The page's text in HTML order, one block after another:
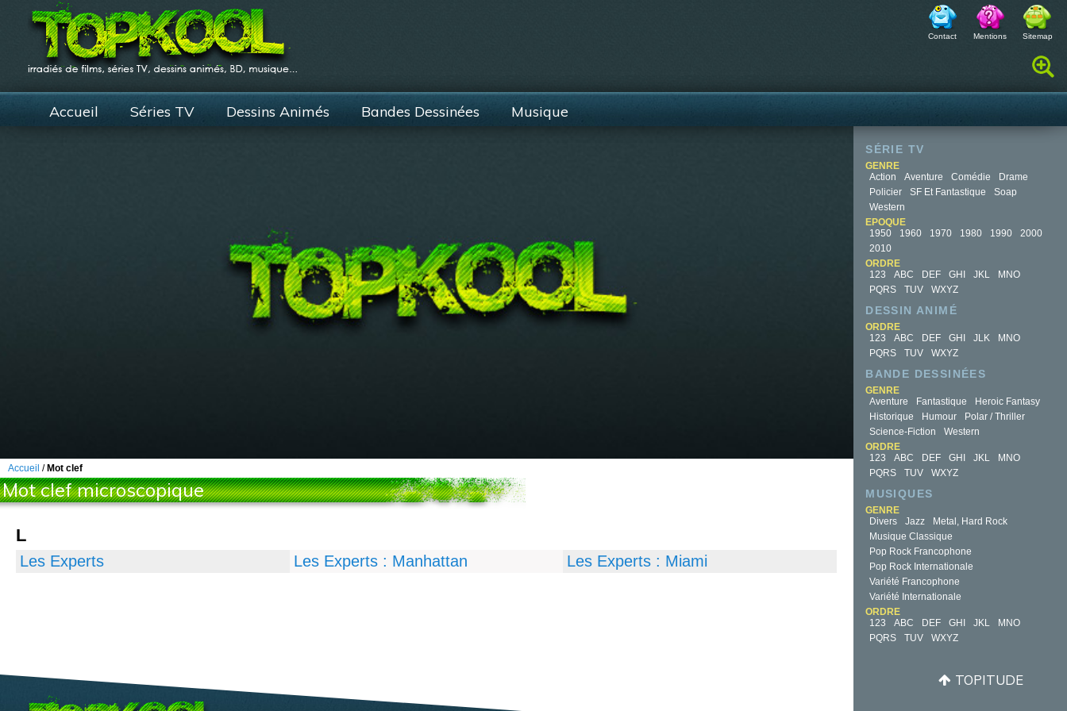
Contact Mentions Sitemap
Rechercher :
Accueil Séries TV Dessins Animés Bandes Dessinées Musique
SÉRIE TV
GENRE
Action
Aventure Comédie
Drame
Policier
SF Et Fantastique
Soap
Western
EPOQUE
1950
1960 1970 1980 1990
2000
2010
ORDRE
123
ABC DEF GHI JKL
MNO
PQRS
TUV WXYZ
DESSIN ANIMÉ
ORDRE
123
ABC DEF GHI JLK
MNO
PQRS
TUV WXYZ
BANDE DESSINÉES
GENRE
Aventure
Fantastique
Heroic Fantasy
Historique
Humour
Polar / Thriller
Science-Fiction
Western
ORDRE
123
ABC DEF GHI JKL
MNO
PQRS
TUV WXYZ
MUSIQUES
GENRE
Divers
Jazz
Metal, Hard Rock
Musique Classique
Pop Rock Francophone
Pop Rock Internationale
Variété Francophone
Variété Internationale
ORDRE
123
ABC DEF GHI JKL
MNO
PQRS
TUV WXYZ
Accueil / Mot clef
Mot clef microscopique
L
Les Experts Les Experts : Manhattan Les Experts : Miami
TOPITUDE